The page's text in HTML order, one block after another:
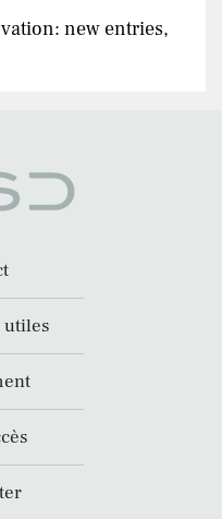
new entries,
utiles